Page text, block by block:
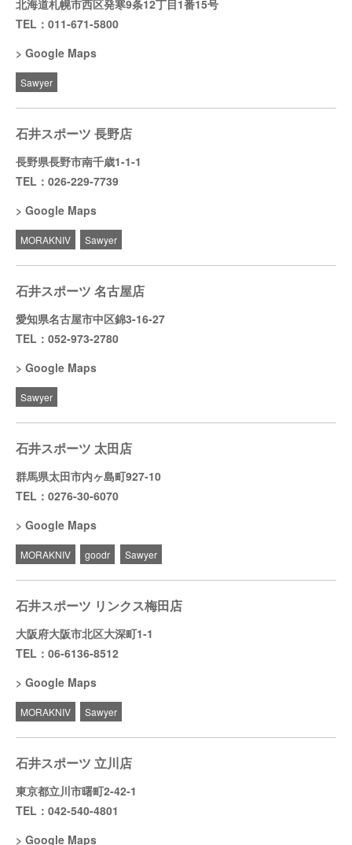
北海道札幌市西区発寒9条12丁目1番15号
TEL：011-671-5800
Google Maps
Sawyer
石井スポーツ 長野店
長野県長野市南千歳1-1-1
TEL：026-229-7739
Google Maps
MORAKNIV Sawyer
石井スポーツ 名古屋店
愛知県名古屋市中区錦3-16-27
TEL：052-973-2780
Google Maps
Sawyer
石井スポーツ 太田店
群馬県太田市内ヶ島町927-10
TEL：0276-30-6070
Google Maps
MORAKNIV goodr Sawyer
石井スポーツ リンクス梅田店
大阪府大阪市北区大深町1-1
TEL：06-6136-8512
Google Maps
MORAKNIV Sawyer
石井スポーツ 立川店
東京都立川市曙町2-42-1
TEL：042-540-4801
Google Maps